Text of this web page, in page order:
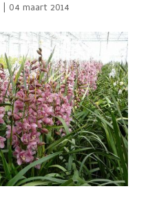
| 04 maart 2014